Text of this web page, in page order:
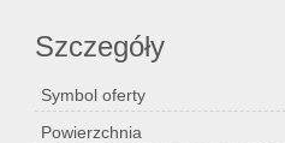
Szczegóły
Symbol oferty
Powierzchnia